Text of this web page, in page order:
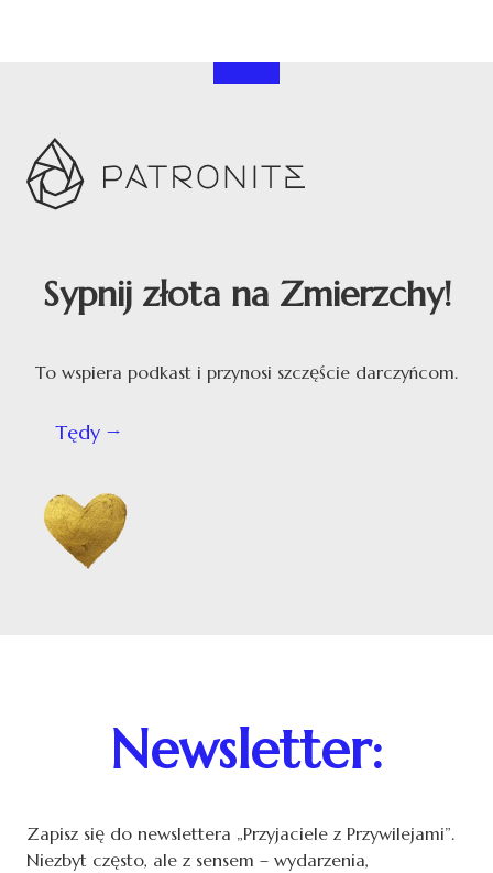
Sypnij złota na Zmierzchy!
To wspiera podkast i przynosi szczęście darczyńcom.
Tędy
Newsletter:
Zapisz się do newslettera „Przyjaciele z Przywilejami”.
Niezbyt często, ale z sensem – wydarzenia,